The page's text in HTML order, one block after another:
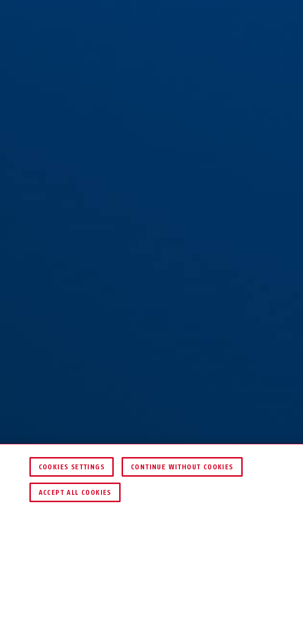
ÖSSZEHASONLÍTÁS
KERESKEDŐ KERESÉSE
COOKIES SETTINGS CONTINUE WITHOUT COOKIES
ACCEPT ALL COOKIES